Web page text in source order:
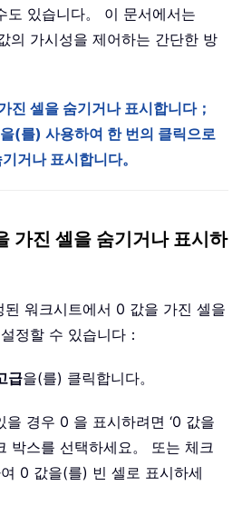
도 있습니다。 이 문서에서는
의 가시성을 제어하는 간단한 방
진 셀을 숨기거나 표시합니다；
(를) 사용하여 한 번의 클릭으로
거나 표시합니다。
가진 셀을 숨기거나 표시하
워크시트에서 0 값을 가진 셀을
정할 수 있습니다：
급을(를) 클릭합니다。
경우 0 을 표시하려면 ‘0 값을
박스를 선택하세요。 또는 체크
0 값을(를) 빈 셀로 표시하세